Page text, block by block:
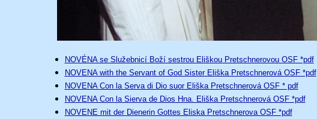
NOVÉNA se Služebnicí Boží sestrou Eliškou Pretschnerovou OSF *pdf
NOVENA with the Servant of God Sister Eliška Pretschnerová OSF *pdf
NOVENA Con la Serva di Dio suor Eliška Pretschnerová OSF * pdf
NOVENA Con la Sierva de Dios Hna. Eliška Pretschnerová OSF *pdf
NOVENE mit der Dienerin Gottes Eliska Pretschnerova OSF *pdf